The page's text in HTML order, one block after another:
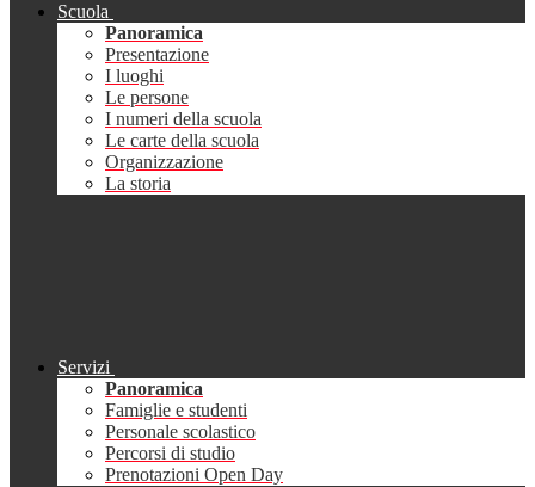
Scuola
Panoramica
Presentazione
I luoghi
Le persone
I numeri della scuola
Le carte della scuola
Organizzazione
La storia
Servizi
Panoramica
Famiglie e studenti
Personale scolastico
Percorsi di studio
Prenotazioni Open Day